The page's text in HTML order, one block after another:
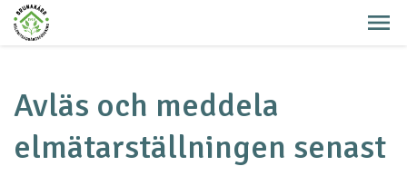
Avläs och meddela
elmätarställningen senast